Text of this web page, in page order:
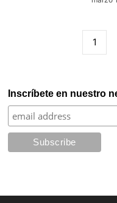
1
Inscríbete en nuestro